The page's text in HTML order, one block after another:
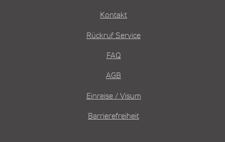
Kontakt
Rückruf Service
FAQ
AGB
Einreise / Visum
Barrierefreiheit